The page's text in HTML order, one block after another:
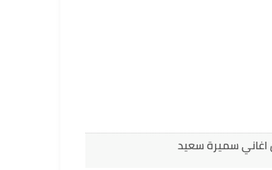
اغاني سميرة سعيد